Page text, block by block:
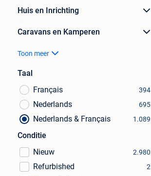
Huis en Inrichting
Caravans en Kamperen
Toon meer
Taal
Français
394
Nederlands 695
Nederlands & Français 1.089
Conditie
Nieuw
2.980
Refurbished 2